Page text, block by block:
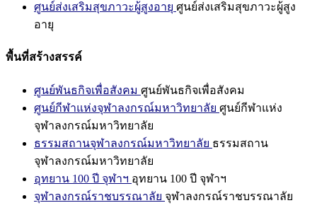
ศูนย์ส่งเสริมสุขภาวะผู้สูงอายุ ศูนย์ส่งเสริมสุขภาวะผู้สูง
อายุ
พื้นที่สร้างสรรค์
ศูนย์พันธกิจเพื่อสังคม ศูนย์พันธกิจเพื่อสังคม
ศูนย์กีฬาแห่งจุฬาลงกรณ์มหาวิทยาลัย ศูนย์กีฬาแห่ง
จุฬาลงกรณ์มหาวิทยาลัย
ธรรมสถานจุฬาลงกรณ์มหาวิทยาลัย ธรรมสถาน
จุฬาลงกรณ์มหาวิทยาลัย
อุทยาน 100 ปี จุฬาฯ อุทยาน 100 ปี จุฬาฯ
จุฬาลงกรณ์ราชบรรณาลัย จุฬาลงกรณ์ราชบรรณาลัย